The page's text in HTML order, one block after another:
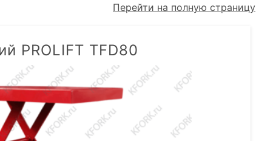
Перейти на полную страницу
PROLIFT TFD80